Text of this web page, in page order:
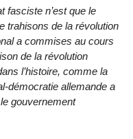
fasciste n’est que le
trahisons de la révolution
a commises au cours
de la révolution
l’histoire, comme la
démocratie allemande a
gouvernement